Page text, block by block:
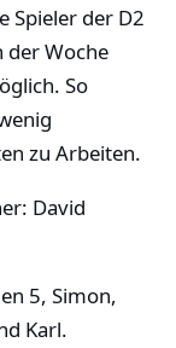
Spieler der D2
der Woche
So
zu Arbeiten.
David
5, Simon,
Karl.